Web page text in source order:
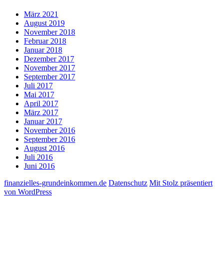
März 2021
August 2019
November 2018
Februar 2018
Januar 2018
Dezember 2017
November 2017
September 2017
Juli 2017
Mai 2017
April 2017
März 2017
Januar 2017
November 2016
September 2016
August 2016
Juli 2016
Juni 2016
finanzielles-grundeinkommen.de Datenschutz Mit Stolz präsentiert
von WordPress